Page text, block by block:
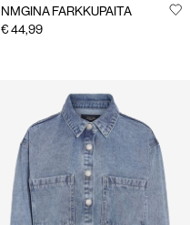
NMGINA FARKKUPAITA
€ 44,99